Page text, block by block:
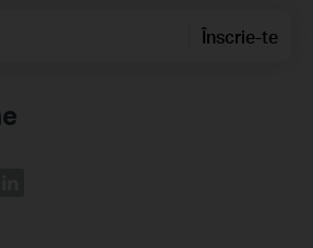
Înscrie-te